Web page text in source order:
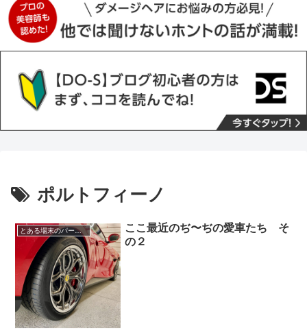
ポルトフィーノ
とある場末のパーマ屋
ここ最近のぢ〜ぢの愛車たち そ
の２